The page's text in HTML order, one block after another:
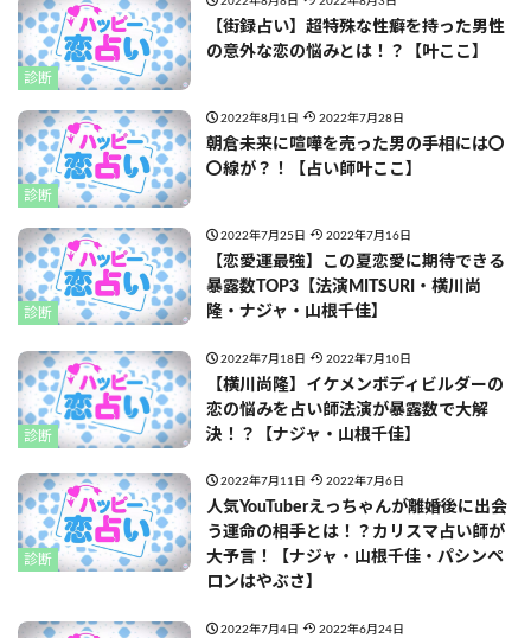
診断
【街録占い】超特殊な性癖を持った男性
の意外な恋の悩みとは！？【叶ここ】
診断
2022年8月1日 2022年7月28日
朝倉未来に喧嘩を売った男の手相には〇
〇線が？！【占い師叶ここ】
診断
2022年7月25日 2022年7月16日
【恋愛運最強】この夏恋愛に期待できる
暴露数TOP3【法演MITSURI・横川尚
隆・ナジャ・山根千佳】
診断
2022年7月18日 2022年7月10日
【横川尚隆】イケメンボディビルダーの
恋の悩みを占い師法演が暴露数で大解
決！？【ナジャ・山根千佳】
診断
2022年7月11日 2022年7月6日
人気YouTuberえっちゃんが離婚後に出会
う運命の相手とは！？カリスマ占い師が
大予言！【ナジャ・山根千佳・パシンペ
ロンはやぶさ】
2022年7月4日 2022年6月24日